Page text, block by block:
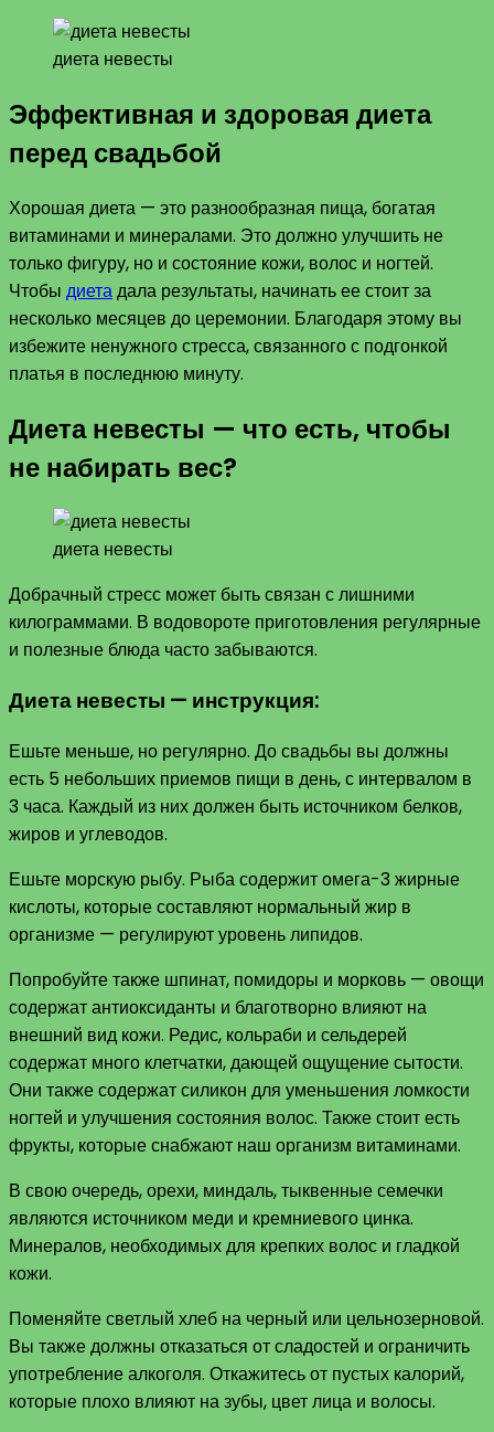
диета невесты
Эффективная и здоровая диета
перед свадьбой
Хорошая диета — это разнообразная пища, богатая
витаминами и минералами. Это должно улучшить не
только фигуру, но и состояние кожи, волос и ногтей.
Чтобы диетадала результаты, начинать ее стоит за
несколько месяцев до церемонии. Благодаря этому вы
избежите ненужного стресса, связанного с подгонкой
платья в последнюю минуту.
Диета невесты — что есть, чтобы
не набирать вес?
диета невесты
Добрачный стресс может быть связан с лишними
килограммами. В водовороте приготовления регулярные
и полезные блюда часто забываются.
Диета невесты — инструкция:
Ешьте меньше, но регулярно. До свадьбы вы должны
есть 5 небольших приемов пищи в день, с интервалом в
3 часа. Каждый из них должен быть источником белков,
жиров и углеводов.
Ешьте морскую рыбу. Рыба содержит омега-3 жирные
кислоты, которые составляют нормальный жир в
организме — регулируют уровень липидов.
Попробуйте также шпинат, помидоры и морковь — овощи
содержат антиоксиданты и благотворно влияют на
внешний вид кожи. Редис, кольраби и сельдерей
содержат много клетчатки, дающей ощущение сытости.
Они также содержат силикон для уменьшения ломкости
ногтей и улучшения состояния волос. Также стоит есть
фрукты, которые снабжают наш организм витаминами.
В свою очередь, орехи, миндаль, тыквенные семечки
являются источником меди и кремниевого цинка.
Минералов, необходимых для крепких волос и гладкой
кожи.
Поменяйте светлый хлеб на черный или цельнозерновой.
Вы также должны отказаться от сладостей и ограничить
употребление алкоголя. Откажитесь от пустых калорий,
которые плохо влияют на зубы, цвет лица и волосы.